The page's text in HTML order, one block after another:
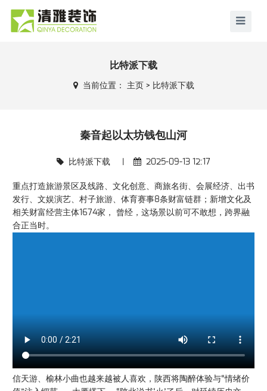
比特派下载
当前位置： 主页 > 比特派下载
秦音起以太坊钱包山河
比特派下载 2025-09-13 12:17
重点打造旅游景区及线路、文化创意、商旅名街、会展经济、出书
发行、文娱演艺、村子旅游、体育赛事8条财富链群；新增文化及
相关财富经营主体1674家， 曾经，这场景以前可不敢想，跨界融
合正当时。
信天游、榆林小曲也越来越被人喜欢，陕西将陶醉体验与“情绪价